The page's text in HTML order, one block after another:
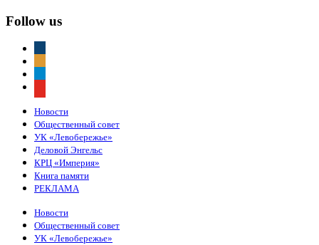
Follow us
Новости
Общественный совет
УК «Левобережье»
Деловой Энгельс
КРЦ «Империя»
Книга памяти
РЕКЛАМА
Новости
Общественный совет
УК «Левобережье»